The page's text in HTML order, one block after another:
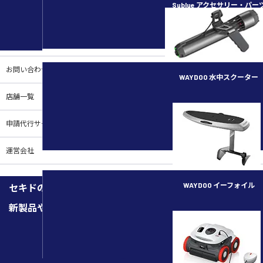
Sublue アクセサリー・パー
WAYDOO 水中スクーター
WAYDOO イーフォイル
お問い合わせ
店舗一覧
申請代行サービス
運営会社
セキドのメルマガを購読しませんか
新製品や機能紹介、キャンペーン、イベントなどの最新情報
メルマガ登録はこちらから